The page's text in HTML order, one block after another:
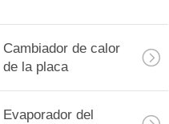
Cambiador de calor
de la placa
Evaporador del